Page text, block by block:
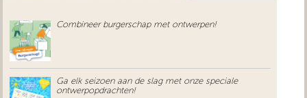
uit de praktijk
over ons
Combineer burgerschap met ontwerpen!
Ga elk seizoen aan de slag met onze speciale
ontwerpopdrachten!